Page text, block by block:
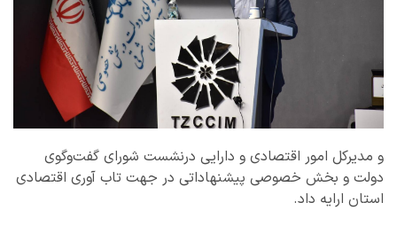
و مدیرکل امور اقتصادی و دارایی درنشست شورای گفت‌وگوی
دولت و بخش خصوصی پیشنهاداتی در جهت تاب آوری اقتصادی
استان ارایه داد.